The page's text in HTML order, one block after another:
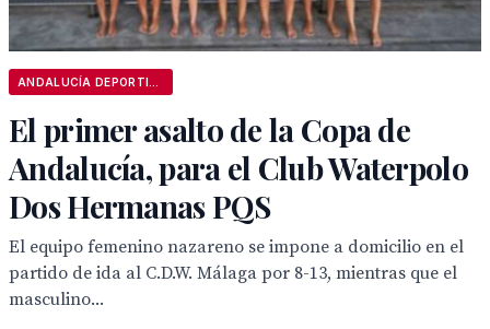
El primer asalto de la Copa de
Andalucía, para el Club Waterpolo
Dos Hermanas PQS
El equipo femenino nazareno se impone a domicilio en el
partido de ida al C.D.W. Málaga por 8-13, mientras que el
masculino...